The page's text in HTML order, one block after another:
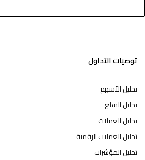
توصيات التداول
تحليل الأسهم
تحليل السلع
تحليل العملات
تحليل العملات الرقمية
تحليل المؤشرات